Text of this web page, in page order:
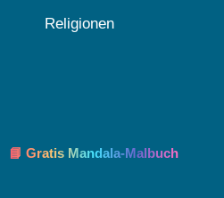
Religionen
📘 Gratis Mandala-Malbuch